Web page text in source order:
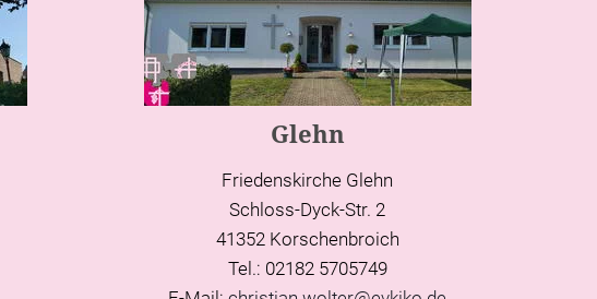
Glehn
Friedenskirche Glehn
Schloss-Dyck-Str. 2
41352 Korschenbroich
Tel.: 02182 5705749